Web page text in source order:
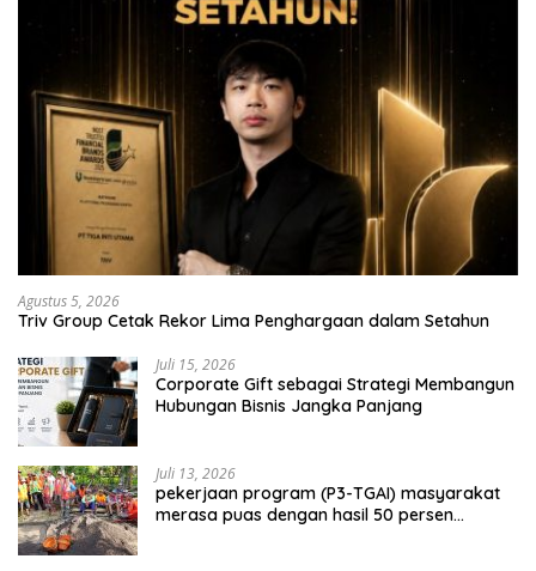
Agustus 5, 2026
Triv Group Cetak Rekor Lima Penghargaan dalam Setahun
Juli 15, 2026
Corporate Gift sebagai Strategi Membangun
Hubungan Bisnis Jangka Panjang
Juli 13, 2026
pekerjaan program (P3-TGAI) masyarakat
merasa puas dengan hasil 50 persen